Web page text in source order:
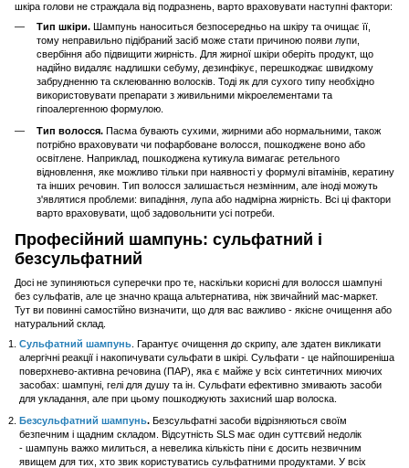
шкіра голови не страждала від подразнень, варто враховувати наступні фактори:
Тип шкіри. Шампунь наноситься безпосередньо на шкіру та очищає її,
тому неправильно підібраний засіб може стати причиною появи лупи,
свербіння або підвищити жирність. Для жирної шкіри оберіть продукт, що
надійно видаляє надлишки себуму, дезинфікує, перешкоджає швидкому
забрудненню та склеюванню волосків. Тоді як для сухого типу необхідно
використовувати препарати з живильними мікроелементами та
гіпоалергенною формулою.
Тип волосся. Пасма бувають сухими, жирними або нормальними, також
потрібно враховувати чи пофарбоване волосся, пошкоджене воно або
освітлене. Наприклад, пошкоджена кутикула вимагає ретельного
відновлення, яке можливо тільки при наявності у формулі вітамінів, кератину
та інших речовин. Тип волосся залишається незмінним, але іноді можуть
з'являтися проблеми: випадіння, лупа або надмірна жирність. Всі ці фактори
варто враховувати, щоб задовольнити усі потреби.
Професійний шампунь: сульфатний і
безсульфатний
Досі не зупиняються суперечки про те, наскільки корисні для волосся шампуні
без сульфатів, але це значно краща альтернатива, ніж звичайний мас-маркет.
Тут ви повинні самостійно визначити, що для вас важливо - якісне очищення або
натуральний склад.
Сульфатний шампунь . Гарантує очищення до скрипу, але здатен викликати
алергічні реакції і накопичувати сульфати в шкірі. Сульфати - це найпоширеніша
поверхнево-активна речовина (ПАР), яка є майже у всіх синтетичних миючих
засобах: шампуні, гелі для душу та ін. Сульфати ефективно змивають засоби
для укладання, але при цьому пошкоджують захисний шар волоска.
Безсульфатний шампунь. Безсульфатні засоби відрізняються своїм
безпечним і щадним складом. Відсутність SLS має один суттєвий недолік
- шампунь важко милиться, а невелика кількість піни є досить незвичним
явищем для тих, хто звик користуватись сульфатними продуктами. У всіх